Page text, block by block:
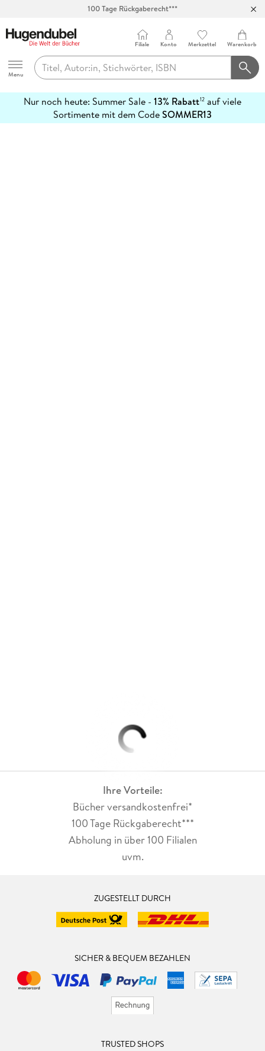
100 Tage Rückgaberecht***
Hugendubel
Menu
Filiale Konto Merkzettel Warenkorb
Nur noch heute: Summer Sale - 13% Rabatt12 auf viele
Sortimente mit dem CodeSOMMER13
erfahren
Ihre Vorteile:
Bücher versandkostenfrei*
100 Tage Rückgaberecht***
Abholung in über 100 Filialen
uvm.
ZUGESTELLT DURCH
SICHER & BEQUEM BEZAHLEN
TRUSTED SHOPS